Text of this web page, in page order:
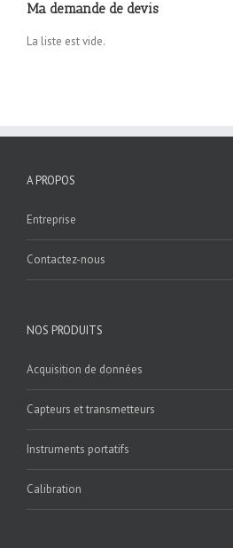
Ma demande de devis
La liste est vide.
A PROPOS
Entreprise
Contactez-nous
NOS PRODUITS
Acquisition de données
Capteurs et transmetteurs
Instruments portatifs
Calibration